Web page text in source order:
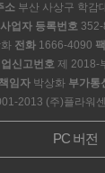
소부산 사상구 학감
사업자 등록번호
전화 1666-4090
신고번호 제 2018-
임자박상화 부가통
2013 (주)플라워
PC 버전